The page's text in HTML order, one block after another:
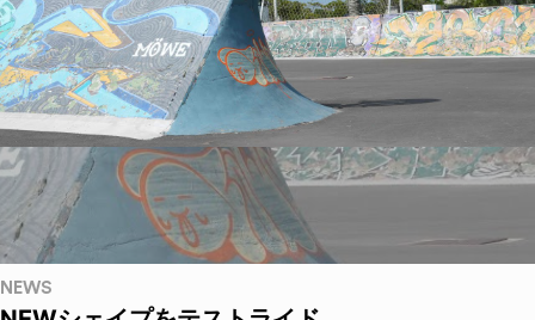
NEWS